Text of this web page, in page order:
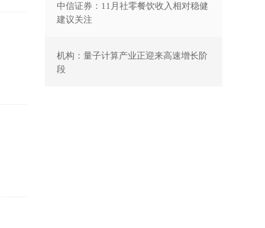
中信证券：11月社零餐饮收入相对稳健
建议关注
机构：量子计算产业正迎来高速增长阶
段